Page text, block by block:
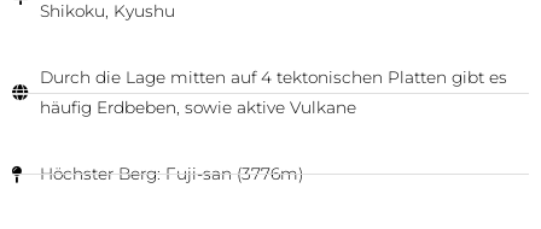
Shikoku, Kyushu
Durch die Lage mitten auf 4 tektonischen Platten gibt es
häufig Erdbeben, sowie aktive Vulkane
Höchster Berg: Fuji-san (3776m)